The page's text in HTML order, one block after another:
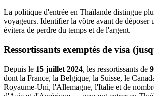
La politique d'entrée en Thaïlande distingue
voyageurs. Identifier la vôtre avant de déposer
évitera de perdre du temps et de l'argent.
Ressortissants exemptés de visa
Depuis le 15 juillet 2024, les ressortissants de
dont la France, la Belgique, la Suisse, le
Royaume-Uni, l'Allemagne, l'Italie et de